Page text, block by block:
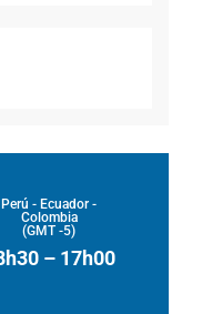
Perú - Ecuador -
Colombia
(GMT -5)
– 17h00